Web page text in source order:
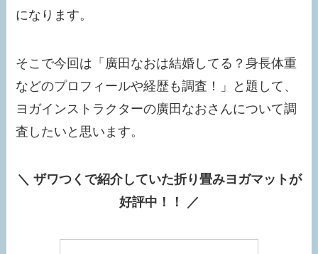
になります。
そこで今回は「廣田なおは結婚してる？身長体重
などのプロフィールや経歴も調査！」と題して、
ヨガインストラクターの廣田なおさんについて調
査したいと思います。
＼ ザワつくで紹介していた折り畳みヨガマットが
好評中！！ ／